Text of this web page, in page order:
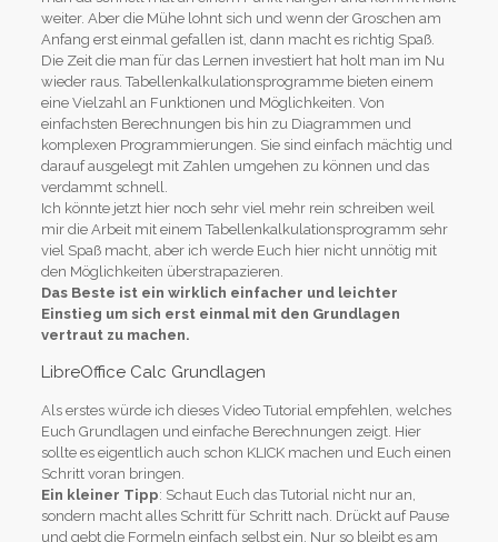
weiter. Aber die Mühe lohnt sich und wenn der Groschen am
Anfang erst einmal gefallen ist, dann macht es richtig Spaß.
Die Zeit die man für das Lernen investiert hat holt man im Nu
wieder raus. Tabellenkalkulationsprogramme bieten einem
eine Vielzahl an Funktionen und Möglichkeiten. Von
einfachsten Berechnungen bis hin zu Diagrammen und
komplexen Programmierungen. Sie sind einfach mächtig und
darauf ausgelegt mit Zahlen umgehen zu können und das
verdammt schnell.
Ich könnte jetzt hier noch sehr viel mehr rein schreiben weil
mir die Arbeit mit einem Tabellenkalkulationsprogramm sehr
viel Spaß macht, aber ich werde Euch hier nicht unnötig mit
den Möglichkeiten überstrapazieren.
Das Beste ist ein wirklich einfacher und leichter
Einstieg um sich erst einmal mit den Grundlagen
vertraut zu machen.
LibreOffice Calc Grundlagen
Als erstes würde ich dieses Video Tutorial empfehlen, welches
Euch Grundlagen und einfache Berechnungen zeigt. Hier
sollte es eigentlich auch schon KLICK machen und Euch einen
Schritt voran bringen.
Ein kleiner Tipp: Schaut Euch das Tutorial nicht nur an,
sondern macht alles Schritt für Schritt nach. Drückt auf Pause
und gebt die Formeln einfach selbst ein. Nur so bleibt es am